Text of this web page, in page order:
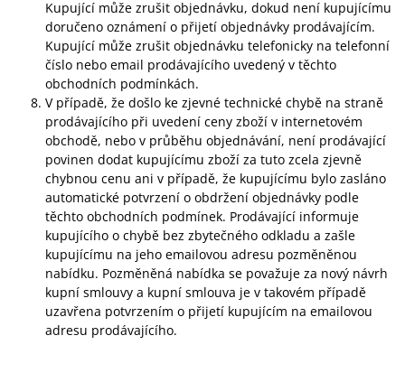
Kupující může zrušit objednávku, dokud není kupujícímu
doručeno oznámení o přijetí objednávky prodávajícím.
Kupující může zrušit objednávku telefonicky na telefonní
číslo nebo email prodávajícího uvedený v těchto
obchodních podmínkách.
V případě, že došlo ke zjevné technické chybě na straně
prodávajícího při uvedení ceny zboží v internetovém
obchodě, nebo v průběhu objednávání, není prodávající
povinen dodat kupujícímu zboží za tuto zcela zjevně
chybnou cenu ani v případě, že kupujícímu bylo zasláno
automatické potvrzení o obdržení objednávky podle
těchto obchodních podmínek. Prodávající informuje
kupujícího o chybě bez zbytečného odkladu a zašle
kupujícímu na jeho emailovou adresu pozměněnou
nabídku. Pozměněná nabídka se považuje za nový návrh
kupní smlouvy a kupní smlouva je v takovém případě
uzavřena potvrzením o přijetí kupujícím na emailovou
adresu prodávajícího.